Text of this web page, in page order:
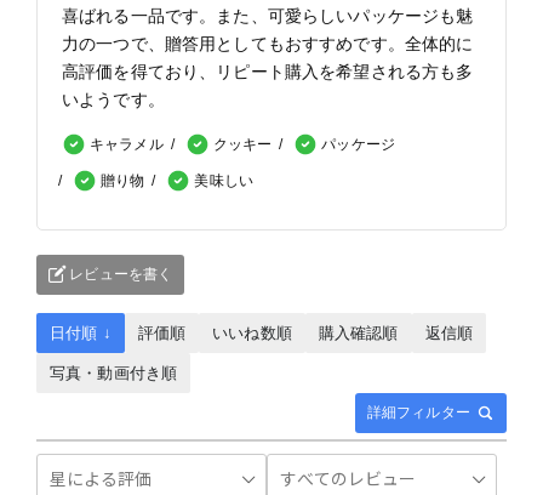
喜ばれる一品です。また、可愛らしいパッケージも魅
力の一つで、贈答用としてもおすすめです。全体的に
高評価を得ており、リピート購入を希望される方も多
いようです。
キャラメル クッキー パッケージ
贈り物 美味しい
レビューを書く
詳細フィルター
日付順 ↓ 評価順 いいね数順 購入確認順 返信順
写真・動画付き順